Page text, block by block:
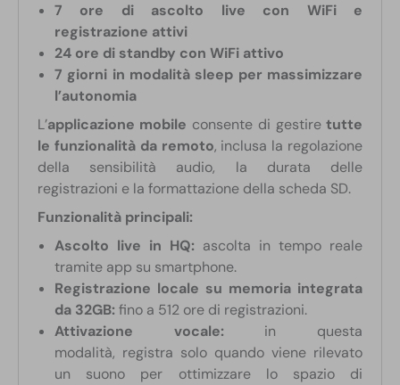
7 ore di ascolto live con WiFi e
registrazione attivi
24 ore di standby con WiFi attivo
7 giorni in modalità sleep per massimizzare
l’autonomia
L’applicazione mobile consente di gestiretutte
le funzionalità da remoto, inclusa la regolazione
della sensibilità audio, la durata delle
registrazioni e la formattazione della scheda SD.
Funzionalità principali:
Ascolto live in HQ: ascolta in tempo reale
tramite app su smartphone.
Registrazione locale su memoria integrata
da 32GB: fino a 512 ore di registrazioni.
Attivazione vocale: in questa
modalità, registra solo quando viene rilevato
un suono per ottimizzare lo spazio di